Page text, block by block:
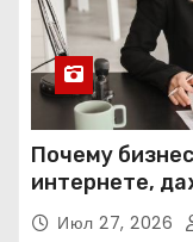
Почему
интернете,
Июл 27, 2026